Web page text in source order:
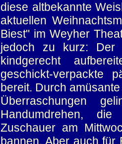
diese altbekannte
aktuellen
Biest" im Weyher
jedoch zu kurz: Der
kindgerecht
geschickt-verpackte
bereit. Durch
Überraschungen
Handumdrehen,
Zuschauer am
bannen. Aber auch für